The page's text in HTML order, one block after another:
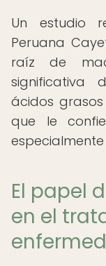
Un estudio
Peruana
raíz de
significativa
ácidos
que le
El papel
en el